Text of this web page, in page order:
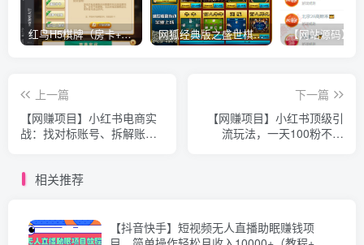
红鸟H5棋牌（房卡+金币）全套双模式游戏源码 网狐经典版之盛世棋牌完整游戏源码（包含文档、架设教程、网站、源代码等）
上一篇
【网赚项目】小红书电商实
战：找对标账号、拆解账
下一篇
【网赚项目】小红书顶级引
流玩法，一天100粉不被
相关推荐
【抖音快手】短视频无人直播助眠赚钱项